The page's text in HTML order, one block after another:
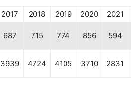
2017 2018 2019 2020
2021
687 715 774 856 594
3939 4724 4105 3710 2831